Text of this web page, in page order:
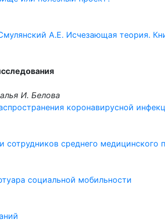
А.Е. Исчезающая теория.
И. Белова
коронавирусной
среднего медицинского
социальной мобильности